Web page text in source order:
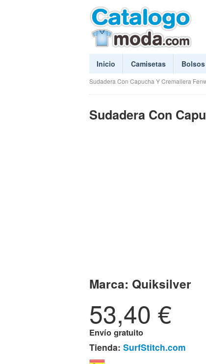
Inicio Camisetas Bolsos
Sudadera Con Capucha Y Cremallera
Sudadera Con
Marca: Quiksilver
53,40 €
Envío gratuito
Tienda: SurfStitch.com